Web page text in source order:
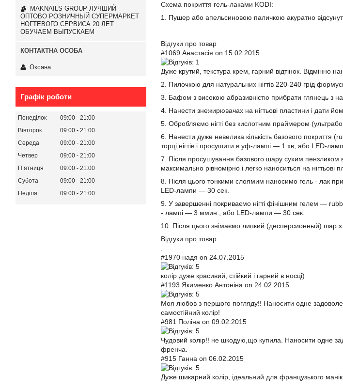
Схема покриття гель-лаками KODI:
1. Пушер або апельсиновою паличкою акуратно
Відгуки про товар
#1069 Анастасія on 15.02.2015
Дуже крутий, текстура крем, гарний відтінок. Відмінно
2. Пилочкою для натуральних нігтів 220-240 грід
3. Бафом з високою абразивністю прибрати глянець з
4. Нанести знежирювачах на нігтьові пластини і дати
5. Обробляємо нігті без кислотним праймером
6. Нанести дуже невелика кількість базового
торці нігтів і просушити в уф-лампі ― 1 хв, або LED-
7. Після просушування базового шару сухим пензликом
максимально рівномірно і легко наноситься на нігтьові
8. Після цього тонкими слоямим наносимо гель - лак
LED-лампи ― 30 сек.
9. У завершенні покриваємо нігті фінішним гелем ―
- лампі ― 3 ммин., або LED-лампи ― 30 сек.
10. Після цього знімаємо липкий (десперсионный) шар
Відгуки про товар
#1970 надя on 24.07.2015
колір дуже красивий, стійкий і гарний в носці)
#1193 Якименко Антоніна on 24.02.2015
Моя любов з першого погляду!! Наносити одне
самостійний колір!
#981 Поліна on 09.02.2015
Чудовий колір!! не шкодую,що купила. Наносити одне
френча.
#915 Ганна on 06.02.2015
Дуже шикарний колір, ідеальний для французького
MAKNAILS GROUP ЛУЧШИЙ
ОПТОВО РОЗНИЧНЫЙ СУПЕРМАРКЕТ
НОГТЕВОГО СЕРВИСА 20 ЛЕТ
ОБУЧАЕМ ВЫПУСКАЕМ
Оксана
Графік роботи
Понеділок 09:00
21:00
Вівторок
09:00
21:00
Середа
09:00
21:00
Четвер
09:00
21:00
Пʼятниця
09:00
21:00
Субота
09:00
21:00
Неділя
09:00 21:00